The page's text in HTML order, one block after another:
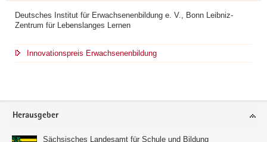
Deutsches Institut für Erwachsenenbildung e. V., Bonn Leibniz-
Zentrum für Lebenslanges Lernen
Innovationspreis Erwachsenenbildung
Footer-
Herausgeber
Sächsisches Landesamt für Schule und Bildung